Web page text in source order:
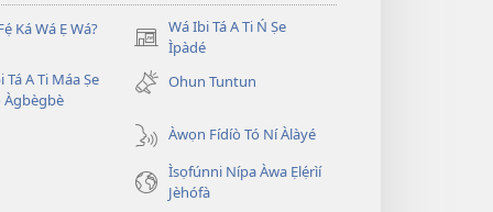
Ká Wá Ẹ Wá?
Wá Ibi Tá A Ti Ń Ṣe
Ìpàdé
(opens
new
window)
Tá A Ti Máa Ṣe
Àgbègbè
Ohun Tuntun
Àwọn Fídíò Tó Ní Àlàyé
Ìsọfúnni Nípa Àwa Ẹlẹ́rìí
Jèhófà